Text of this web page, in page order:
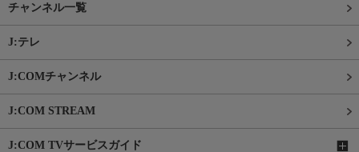
チャンネル一覧
J:テレ
J:COMチャンネル
J:COM STREAM
J:COM TVサービスガイド